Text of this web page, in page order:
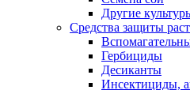
Другие
Средства защиты
Гербициды
Десиканты
Инсектициды,